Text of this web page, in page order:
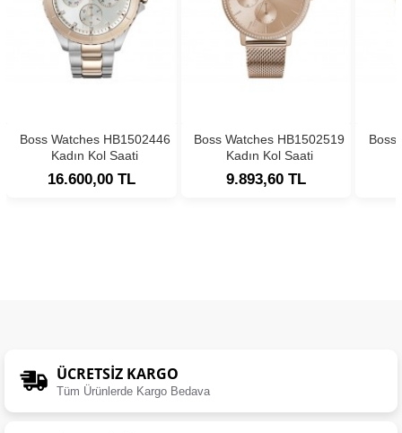
Boss Watches HB1502446
Kadın Kol Saati
16.600,00 TL
Boss Watches HB1502519
Kadın Kol Saati
9.893,60 TL
Boss
ÜCRETSIZ KARGO
Tüm Ürünlerde Kargo Bedava